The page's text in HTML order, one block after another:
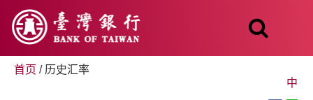
跳
至
主
要
內
容
中
首页 / 历史汇率